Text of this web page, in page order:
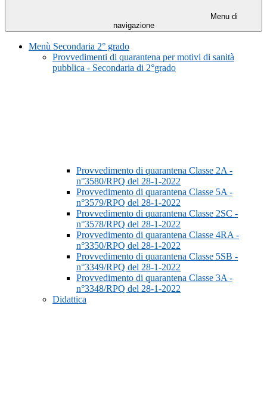
Menu di
navigazione
Menù Secondaria 2° grado
Provvedimenti di quarantena per motivi di sanità
pubblica - Secondaria di 2°grado
Provvedimento di quarantena Classe 2A -
n°3580/RPQ del 28-1-2022
Provvedimento di quarantena Classe 5A -
n°3579/RPQ del 28-1-2022
Provvedimento di quarantena Classe 2SC -
n°3578/RPQ del 28-1-2022
Provvedimento di quarantena Classe 4RA -
n°3350/RPQ del 28-1-2022
Provvedimento di quarantena Classe 5SB -
n°3349/RPQ del 28-1-2022
Provvedimento di quarantena Classe 3A -
n°3348/RPQ del 28-1-2022
Didattica